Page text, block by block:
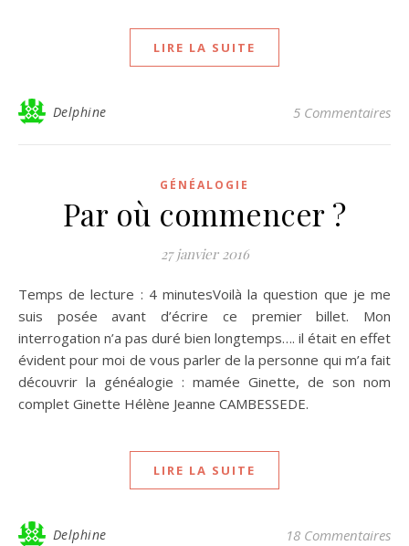
LIRE LA SUITE
Delphine 5 Commentaires
GÉNÉALOGIE
Par où commencer ?
27 janvier 2016
Temps de lecture : 4 minutesVoilà la question que je me
suis posée avant d’écrire ce premier billet. Mon
interrogation n’a pas duré bien longtemps…. il était en effet
évident pour moi de vous parler de la personne qui m’a fait
découvrir la généalogie : mamée Ginette, de son nom
complet Ginette Hélène Jeanne CAMBESSEDE.
LIRE LA SUITE
Delphine 18 Commentaires